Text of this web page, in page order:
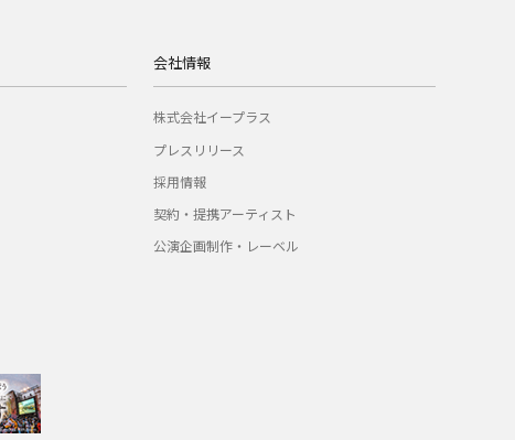
会社情報
株式会社イープラス
プレスリリース
採用情報
契約・提携アーティスト
公演企画制作・レーベル